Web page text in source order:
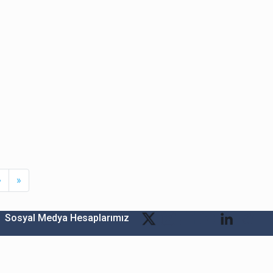
Next
»Last
Sosyal Medya Hesaplarımız